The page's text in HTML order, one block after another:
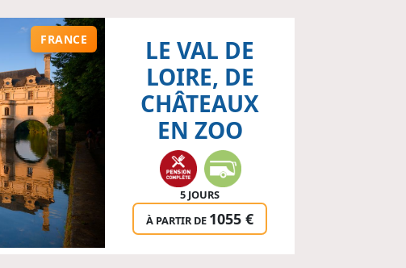
FRANCE
LE VAL DE
LOIRE, DE
CHÂTEAUX
EN ZOO
5 JOURS
À PARTIR DE 1055 €